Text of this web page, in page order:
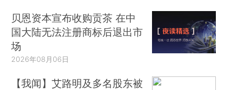
贝恩资本宣布收购贡茶 在中
国大陆无法注册商标后退出市
场
2026年08月06日
【我闻】艾路明及多名股东被